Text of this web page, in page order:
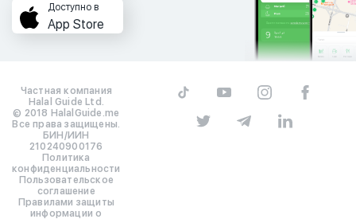
Доступно в
App Store
Частная компания
Halal Guide Ltd.
© 2018 HalalGuide.me
Все права защищены.
БИН/ИИН
210240900176
Политика
конфиденциальности
Пользовательское
соглашение
Правилами защиты
информации о